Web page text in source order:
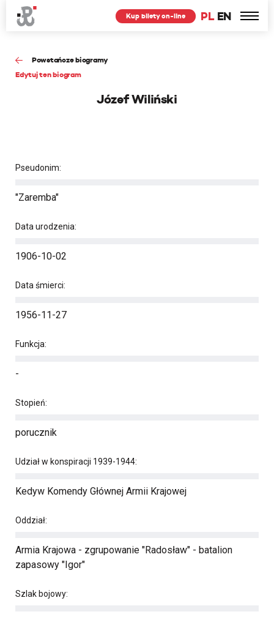
PL EN
Kup bilety on-line
Powstańcze biogramy
Edytuj ten biogram
Józef Wiliński
Pseudonim:
"Zaremba"
Data urodzenia:
1906-10-02
Data śmierci:
1956-11-27
Funkcja:
-
Stopień:
porucznik
Udział w konspiracji 1939-1944:
Kedyw Komendy Głównej Armii Krajowej
Oddział:
Armia Krajowa - zgrupowanie "Radosław" - batalion
zapasowy "Igor"
Szlak bojowy: